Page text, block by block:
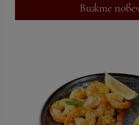
Вижте